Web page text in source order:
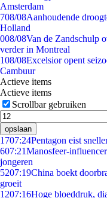
Amsterdam
708/08Aanhoudende
Holland
008/08Van de Zandschulp
verder in Montreal
108/08Excelsior opent
Cambuur
Actieve items
Actieve items
Scrollbar gebruiken
opslaan
1707:24Pentagon eist
607:21Manosfeer-
jongeren
5207:19China boekt
groeit
1207:16Hoge bloeddruk,